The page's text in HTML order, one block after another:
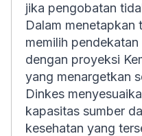
jika pengobatan
Dalam menetapkan
memilih
dengan proyeksi
yang menargetkan
Dinkes
kapasitas sumber
kesehatan yang